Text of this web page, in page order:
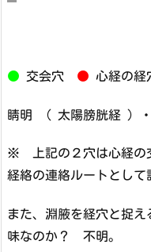
● 交会穴 ● 心経の経
睛明 （ 太陽膀胱経 ）
※ 上記の２穴は心経の
経絡の連絡ルートとして
また、淵腋を経穴と捉
味なのか？ 不明。